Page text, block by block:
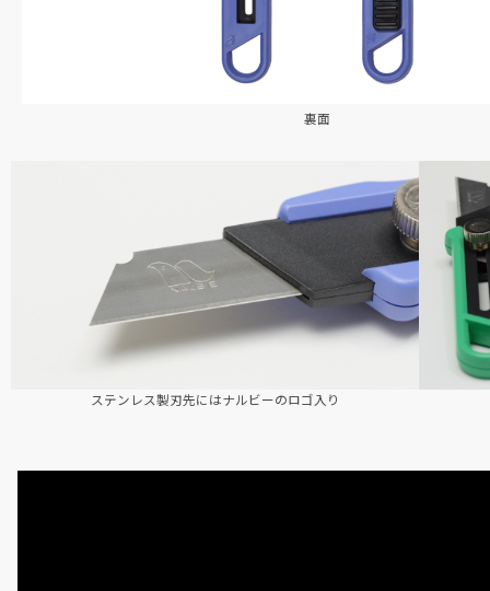
裏面
ステンレス製刃先にはナルビーのロゴ入り